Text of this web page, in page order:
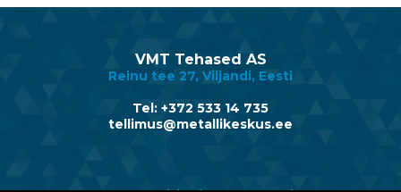
VMT Tehased AS
Reinu tee 27, Viljandi, Eesti
Tel: +372 533 14 735
tellimus@metallikeskus.ee